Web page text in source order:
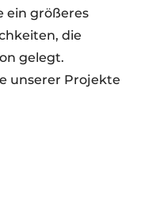
ein größeres
die
gelegt.
unserer Projekte